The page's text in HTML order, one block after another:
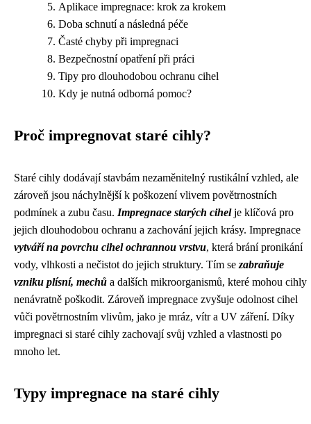
Aplikace impregnace: krok za krokem
Doba schnutí a následná péče
Časté chyby při impregnaci
Bezpečnostní opatření při práci
Tipy pro dlouhodobou ochranu cihel
Kdy je nutná odborná pomoc?
Proč impregnovat staré cihly?
Staré cihly dodávají stavbám nezaměnitelný rustikální vzhled, ale
zároveň jsou náchylnější k poškození vlivem povětrnostních
podmínek a zubu času. Impregnace starých cihelje klíčová pro
jejich dlouhodobou ochranu a zachování jejich krásy. Impregnace
vytváří na povrchu cihel ochrannou vrstvu, která brání pronikání
vody, vlhkosti a nečistot do jejich struktury. Tím se zabraňuje
vzniku plísní, mechů a dalších mikroorganismů, které mohou cihly
nenávratně poškodit. Zároveň impregnace zvyšuje odolnost cihel
vůči povětrnostním vlivům, jako je mráz, vítr a UV záření. Díky
impregnaci si staré cihly zachovají svůj vzhled a vlastnosti po
mnoho let.
Typy impregnace na staré cihly